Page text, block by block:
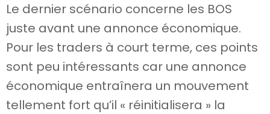
Le dernier scénario concerne les BOS
juste avant une annonce économique.
Pour les traders à court terme, ces points
sont peu intéressants car une annonce
économique entraînera un mouvement
tellement fort qu’il « réinitialisera » la